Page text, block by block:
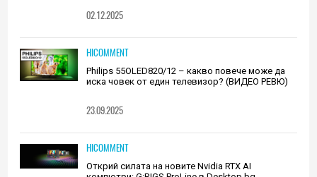
02.12.2025
HICOMMENT
Philips 55OLED820/12 – какво повече може да
иска човек от един телевизор? (ВИДЕО РЕВЮ)
23.09.2025
HICOMMENT
Открий силата на новите Nvidia RTX AI